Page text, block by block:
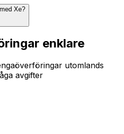
Xe?
enklare
utomlands
avgifter